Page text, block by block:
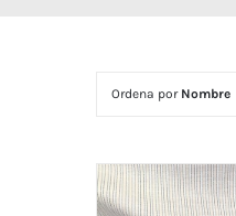
Ordena por Nombre